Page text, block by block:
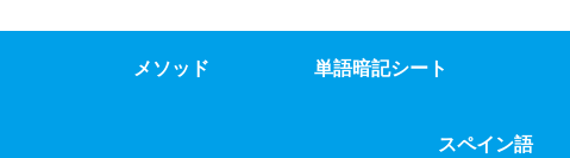
メソッド 単語暗記シート
スペイン語